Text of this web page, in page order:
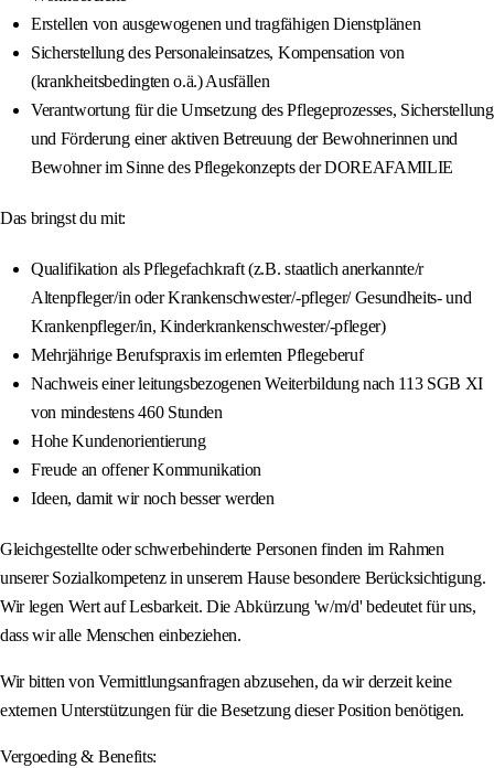
Erstellen von ausgewogenen und tragfähigen Dienstplänen
Sicherstellung des Personaleinsatzes, Kompensation von
(krankheitsbedingten o.ä.) Ausfällen
Verantwortung für die Umsetzung des Pflegeprozesses, Sicherstellung
und Förderung einer aktiven Betreuung der Bewohnerinnen und
Bewohner im Sinne des Pflegekonzepts der DOREAFAMILIE
Das bringst du mit:
Qualifikation als Pflegefachkraft (z.B. staatlich anerkannte/r
Altenpfleger/in oder Krankenschwester/-pfleger/ Gesundheits- und
Krankenpfleger/in, Kinderkrankenschwester/-pfleger)
Mehrjährige Berufspraxis im erlernten Pflegeberuf
Nachweis einer leitungsbezogenen Weiterbildung nach 113 SGB XI
von mindestens 460 Stunden
Hohe Kundenorientierung
Freude an offener Kommunikation
Ideen, damit wir noch besser werden
Gleichgestellte oder schwerbehinderte Personen finden im Rahmen
unserer Sozialkompetenz in unserem Hause besondere Berücksichtigung.
Wir legen Wert auf Lesbarkeit. Die Abkürzung 'w/m/d' bedeutet für uns,
dass wir alle Menschen einbeziehen.
Wir bitten von Vermittlungsanfragen abzusehen, da wir derzeit keine
externen Unterstützungen für die Besetzung dieser Position benötigen.
Vergoeding & Benefits: